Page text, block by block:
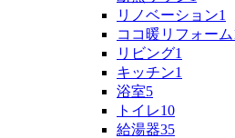
リノベーション1
ココ暖リフォーム
リビング1
キッチン1
浴室5
トイレ10
給湯器35